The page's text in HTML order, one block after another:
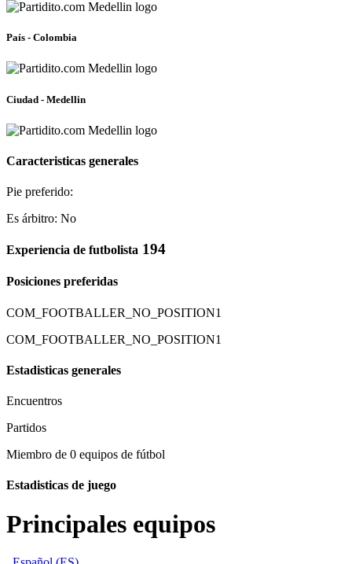
País - Colombia
Ciudad - Medellin
Caracteristicas generales
Pie preferido:
Es árbitro: No
Experiencia de futbolista 194
Posiciones preferidas
COM_FOOTBALLER_NO_POSITION1
COM_FOOTBALLER_NO_POSITION1
Estadisticas generales
Encuentros
Partidos
Miembro de 0 equipos de fútbol
Estadisticas de juego
Principales equipos